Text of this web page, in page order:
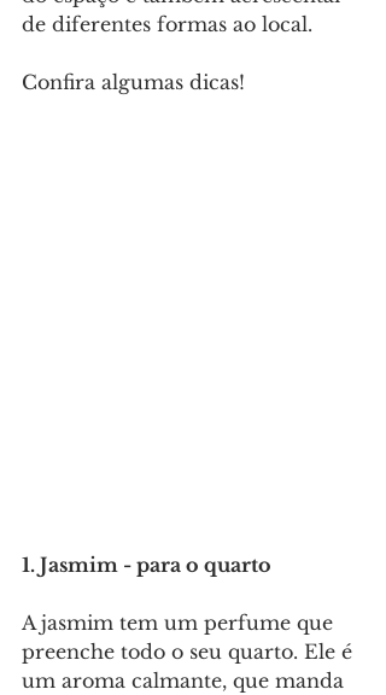
de diferentes formas ao local.
Confira algumas dicas!
1. Jasmim - para o quarto
A jasmim tem um perfume que
preenche todo o seu quarto. Ele é
um aroma calmante, que manda